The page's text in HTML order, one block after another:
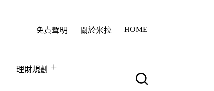
免責聲明 關於米拉 HOME
理財規劃